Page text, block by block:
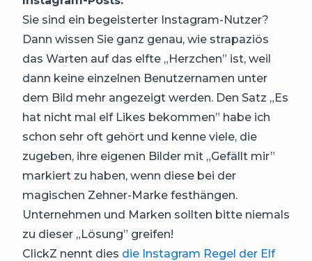
Sie sind ein begeisterter Instagram-Nutzer?
Dann wissen Sie ganz genau, wie strapaziös
das Warten auf das elfte „Herzchen” ist, weil
dann keine einzelnen Benutzernamen unter
dem Bild mehr angezeigt werden. Den Satz „Es
hat nicht mal elf Likes bekommen” habe ich
schon sehr oft gehört und kenne viele, die
zugeben, ihre eigenen Bilder mit „Gefällt mir”
markiert zu haben, wenn diese bei der
magischen Zehner-Marke festhängen.
Unternehmen und Marken sollten bitte niemals
zu dieser „Lösung” greifen!
ClickZ nennt dies die Instagram Regel der Elf